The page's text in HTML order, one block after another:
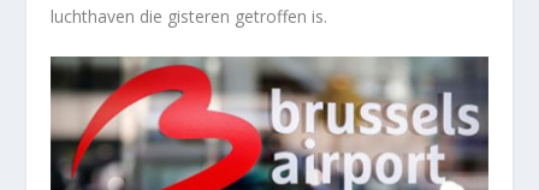
luchthaven die gisteren getroffen is.